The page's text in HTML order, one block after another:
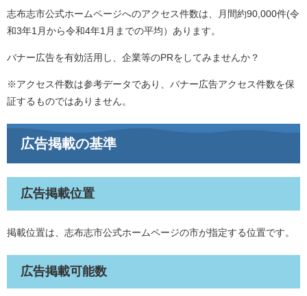
志布志市公式ホームページへのアクセス件数は、月間約90,000件(令
和3年1月から令和4年1月までの平均）あります。
バナー広告を有効活用し、企業等のPRをしてみませんか？
※アクセス件数は参考データであり、バナー広告アクセス件数を保
証するものではありません。
広告掲載の基準
広告掲載位置
掲載位置は、志布志市公式ホームページの市が指定する位置です。
広告掲載可能数